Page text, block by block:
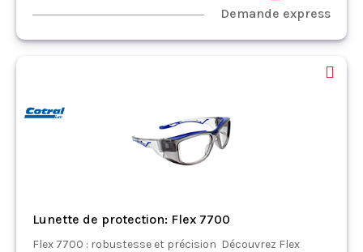
Demande express
Lunette de protection: Flex 7700
Flex 7700 : robustesse et précision Découvrez Flex